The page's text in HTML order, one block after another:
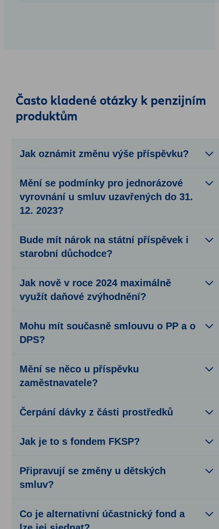
Často kladené otázky k penzijním
produktům
Jak oznámit změnu výše příspěvku?
Mění se podmínky pro jednorázové
vyrovnání u smluv uzavřených do 31.
12. 2023?
Bude mít nárok na státní příspěvek i
starobní důchodce?
Jak nově v roce 2024 maximálně
využít daňové zvýhodnění?
Mohu mít současně smlouvu o PP a o
DPS?
Mění se něco u příspěvku
zaměstnavatele?
Čerpání dávky z části prostředků
Jak je to s fondem FKSP?
Připravují se změny u dětských
smluv?
Co je alternativní účastnický fond a